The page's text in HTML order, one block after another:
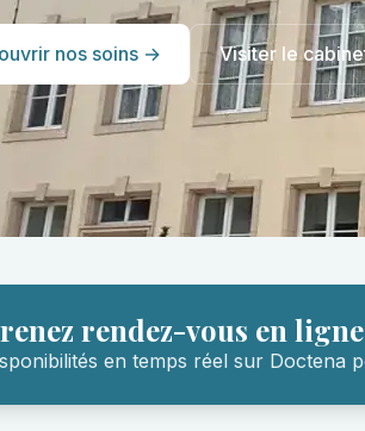
nos soins → Visiter le
rendez-vous en ligne
en temps réel sur Doctena